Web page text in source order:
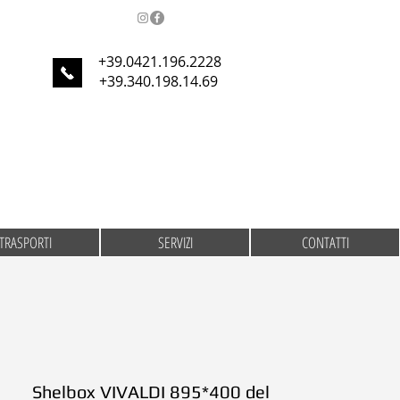
+39.0421.196.2228
+39.340.198.14.69
Shelbox VIVALDI 895*400 del
SERVIZI CONTATTI